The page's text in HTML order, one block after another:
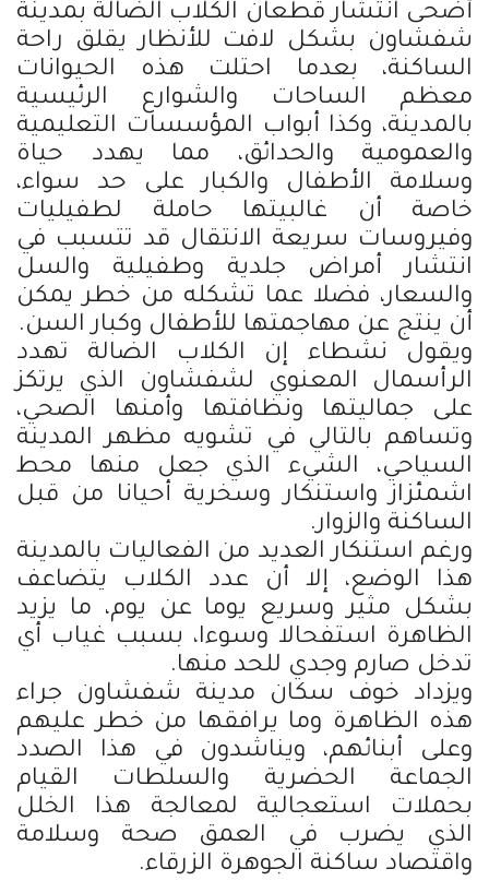
أضحى انتشار قطعان الكلاب الضالة بمدينة
شفشاون بشكل لافت للأنظار يقلق راحة
الساكنة، بعدما احتلت هذه الحيوانات
معظم الساحات والشوارع الرئيسية
بالمدينة، وكذا أبواب المؤسسات التعليمية
والعمومية والحدائق، مما يهدد حياة
وسلامة الأطفال والكبار على حد سواء،
خاصة أن غالبيتها حاملة لطفيليات
وفيروسات سريعة الانتقال قد تتسبب في
انتشار أمراض جلدية وطفيلية والسل
والسعار، فضلا عما تشكله من خطر يمكن
أن ينتج عن مهاجمتها للأطفال وكبار السن.
ويقول نشطاء إن الكلاب الضالة تهدد
الرأسمال المعنوي لشفشاون الذي يرتكز
على جماليتها ونظافتها وأمنها الصحي،
وتساهم بالتالي في تشويه مظهر المدينة
السياحي، الشيء الذي جعل منها محط
اشمئزاز واستنكار وسخرية أحيانا من قبل
الساكنة والزوار.
ورغم استنكار العديد من الفعاليات بالمدينة
هذا الوضع، إلا أن عدد الكلاب يتضاعف
بشكل مثير وسريع يوما عن يوم، ما يزيد
الظاهرة استفحالا وسوءا، بسبب غياب أي
تدخل صارم وجدي للحد منها.
ويزداد خوف سكان مدينة شفشاون جراء
هذه الظاهرة وما يرافقها من خطر عليهم
وعلى أبنائهم، ويناشدون في هذا الصدد
الجماعة الحضرية والسلطات القيام
بحملات استعجالية لمعالجة هذا الخلل
الذي يضرب في العمق صحة وسلامة
واقتصاد ساكنة الجوهرة الزرقاء.